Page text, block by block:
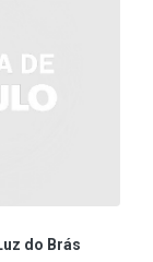
do Brás